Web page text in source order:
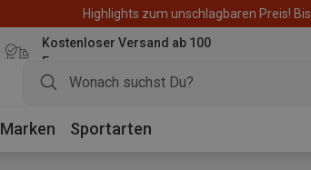
Highlights zum unschlagbaren Preis!
Kostenloser Versand ab 100
Euro
Marken Sportarten